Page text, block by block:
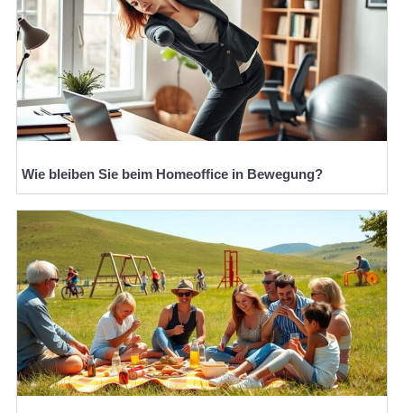
Wie bleiben Sie beim Homeoffice in Bewegung?